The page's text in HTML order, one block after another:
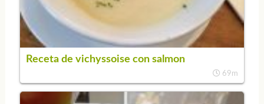
Receta de vichyssoise con salmon
69m